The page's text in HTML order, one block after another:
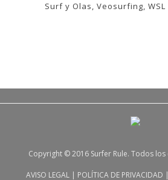
Surf y Olas Veosurfing WSL
Copyright © 2016 Surfer Rule. Todos
AVISO LEGAL| POLÍTICA DE PRIVACIDAD |